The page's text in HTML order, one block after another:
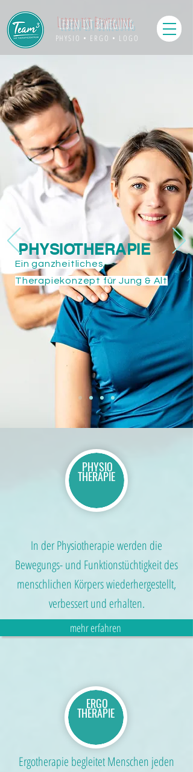
Leben ist Bewegung
PHYSIO • ERGO • LOGO
PHYSIOTHERAPIE
Ein ganzheitliches
Therapiekonzept für Jung & Alt
PHYSIO
THERAPIE
In der Physiotherapie werden die
Bewegungs- und Funktionstüchtigkeit des
menschlichen Körpers wiederhergestellt,
verbessert und erhalten.
mehr erfahren
ERGO
THERAPIE
Ergotherapie begleitet Menschen jeden